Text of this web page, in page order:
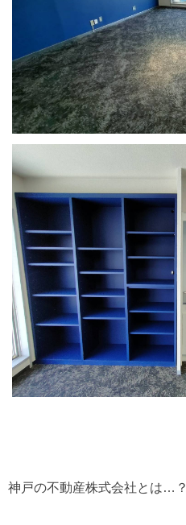
神戸の不動産株式会社とは…？